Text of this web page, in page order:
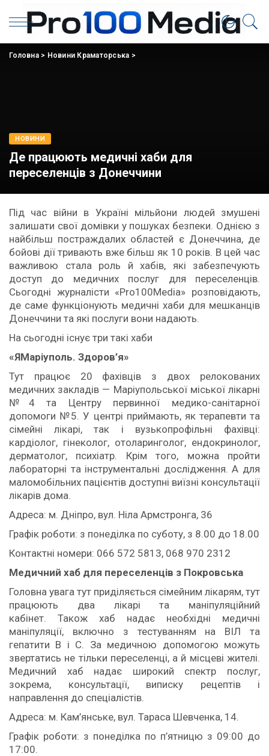
Головна> Новини Краматорська >
НОВИНИ
Де працюють медичні хаби для
переселенців з Донеччини
Під час війни в Україні мільйони людей змушені
залишати свої домівки у пошуках безпеки. Однією з
найбільш постраждалих областей є Донеччина, де
бойові дії тривають вже більш як 10 років. В цей час
важливою стала роль й хабів, які забезпечують
доступ до медичних послуг для переселенців.
Сьогодні журналісти «Pro100Media» розповідають,
де саме функціонують медичні хаби для мешканців
Донеччини та які послуги вони надають.
На сьогодні існує три такі хаби
«ЯMaріуполь. Здоров’я»
Тут працює 20 фахівців з двох релокованих
медичних закладів — Маріупольської міської лікарні
№4 та Центру первинної медико-санітарної
допомоги №5. У центрі приймають, як терапевти та
сімейні лікарі, так і вузькопрофільні фахівці:
кардіолог, гінеколог, отоларинголог, ендокринолог,
дерматолог, психіатр. Крім того, можна пройти
лабораторні та інструментальні дослідження. А для
маломобільних пацієнтів доступні виїзні консультації
лікарів дома.
Адреса: м. Дніпро, вул. Ніла Армстронга, 36
Графік роботи: з понеділка по суботу, з 8.00 до 18.00
Контактні номери: 066 572 5813, 068 970 2312
Медичний хаб для переселенців з Покровська
Головна увага тут приділяється сімейним лікарям, тут
працюють два лікарі та маніпуляційний
кабінет. Також хаб надає необхідні медичні
маніпуляції, включно з тестуванням на ВІЛ та
гепатити B і С. За медичною допомогою можуть
звертатись не тільки переселенці, а й місцеві жителі.
Медичний хаб надає широкий спектр послуг,
зокрема, консультації, виписку рецептів і
направлення до спеціалістів.
Адреса: м. Кам’янське, вул. Тараса Шевченка, 14.
Графік роботи: з понеділка по п’ятницю з 09:00 до
17:00.